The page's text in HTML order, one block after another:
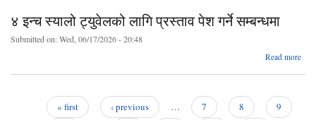
४ इन्च स्यालो ट्युवेलको लागि प्रस्ताव पेश गर्ने सम्बन्धमा
Submitted on:Wed, 06/17/2026 - 20:48
Read more
« first ‹ previous … 7 8
9